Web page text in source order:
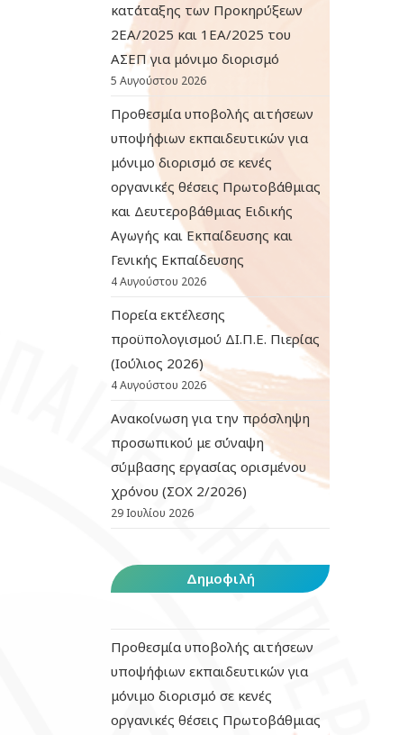
κατάταξης των Προκηρύξεων
2ΕΑ/2025 και 1ΕΑ/2025 του
ΑΣΕΠ για μόνιμο διορισμό
5 Αυγούστου 2026
Προθεσμία υποβολής αιτήσεων
υποψήφιων εκπαιδευτικών για
μόνιμο διορισμό σε κενές
οργανικές θέσεις Πρωτοβάθμιας
και Δευτεροβάθμιας Ειδικής
Αγωγής και Εκπαίδευσης και
Γενικής Εκπαίδευσης
4 Αυγούστου 2026
Πορεία εκτέλεσης
προϋπολογισμού ΔΙ.Π.Ε. Πιερίας
(Ιούλιος 2026)
4 Αυγούστου 2026
Ανακοίνωση για την πρόσληψη
προσωπικού με σύναψη
σύμβασης εργασίας ορισμένου
χρόνου (ΣΟΧ 2/2026)
29 Ιουλίου 2026
Δημοφιλή
Προθεσμία υποβολής αιτήσεων
υποψήφιων εκπαιδευτικών για
μόνιμο διορισμό σε κενές
οργανικές θέσεις Πρωτοβάθμιας